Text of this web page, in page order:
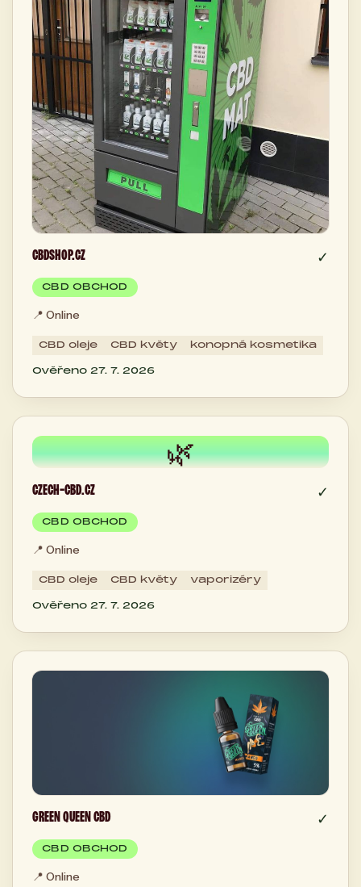
CBDSHOP.CZ ✓
CBD OBCHOD
📍 Online
CBD oleje CBD květy konopná kosmetika
Ověřeno 27. 7. 2026
🌿
CZECH-CBD.CZ ✓
CBD OBCHOD
📍 Online
CBD oleje CBD květy vaporizéry
Ověřeno 27. 7. 2026
GREEN QUEEN CBD ✓
CBD OBCHOD
📍 Online